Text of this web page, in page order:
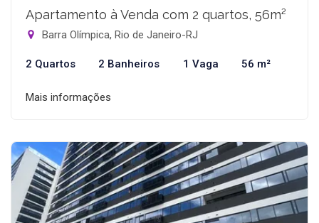
Apartamento à Venda com 2 quartos, 56m²
Barra Olímpica, Rio de Janeiro-RJ
2 Quartos 2 Banheiros 1 Vaga 56 m²
Mais informações